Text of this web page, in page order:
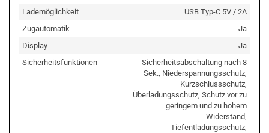
Lademöglichkeit
USB Typ-C 5V / 2A
Zugautomatik
Ja
Display
Ja
Sicherheitsfunktionen
Sicherheitsabschaltung nach 8
Sek., Niederspannungsschutz,
Kurzschlussschutz,
Überladungsschutz, Schutz vor zu
geringem und zu hohem
Widerstand,
Tiefentladungsschutz,